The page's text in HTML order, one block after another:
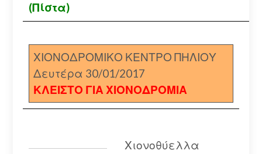
(Πίστα)
ΧΙΟΝΟΔΡΟΜΙΚΟ ΚΕΝΤΡΟ ΠΗΛΙΟΥ
Δευτέρα 30/01/2017
ΚΛΕΙΣΤΟ ΓΙΑ ΧΙΟΝΟΔΡΟΜΙΑ
Χιονοθύελλα